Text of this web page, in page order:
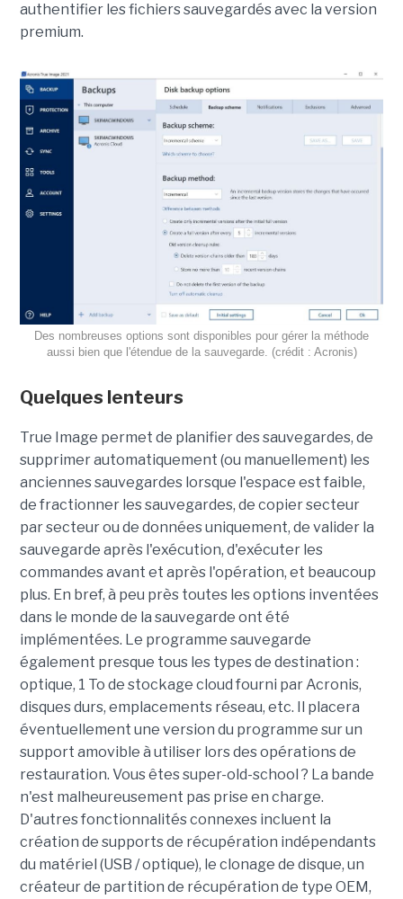
authentifier les fichiers sauvegardés avec la version
premium.
Des nombreuses options sont disponibles pour gérer la méthode
aussi bien que l'étendue de la sauvegarde. (crédit : Acronis)
Quelques lenteurs
True Image permet de planifier des sauvegardes, de
supprimer automatiquement (ou manuellement) les
anciennes sauvegardes lorsque l'espace est faible,
de fractionner les sauvegardes, de copier secteur
par secteur ou de données uniquement, de valider la
sauvegarde après l'exécution, d'exécuter les
commandes avant et après l'opération, et beaucoup
plus. En bref, à peu près toutes les options inventées
dans le monde de la sauvegarde ont été
implémentées. Le programme sauvegarde
également presque tous les types de destination :
optique, 1 To de stockage cloud fourni par Acronis,
disques durs, emplacements réseau, etc. Il placera
éventuellement une version du programme sur un
support amovible à utiliser lors des opérations de
restauration. Vous êtes super-old-school ? La bande
n'est malheureusement pas prise en charge.
D'autres fonctionnalités connexes incluent la
création de supports de récupération indépendants
du matériel (USB / optique), le clonage de disque, un
créateur de partition de récupération de type OEM,